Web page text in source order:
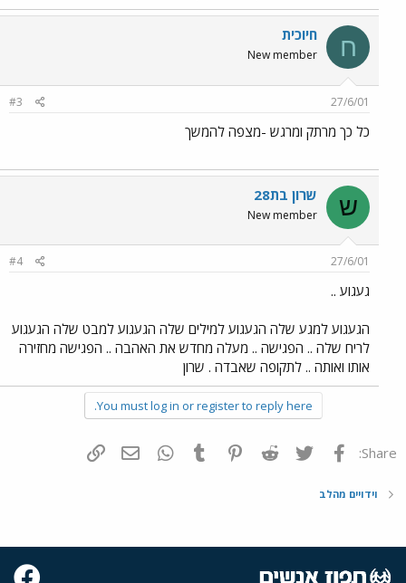
ח חיוכית
New member
27/6/01
#3
כל כך מרתק ומרגש -מצפה להמשך
ש שרון בת28
New member
27/6/01
#4
געגוע ..
הגעגוע למגע שלה הגעגוע למילים שלה הגעגוע למבט שלה הגעגוע
לריח שלה .. הפגישה .. מעלה מחדש את האהבה .. הפגישה מחזירה
אותו ואותה .. לתקופה שאבדה . שרון
You must log in or register to reply here.
Share: פייסבוק Twitter
Reddit
Pinterest
Tumblr
WhatsAppדואר אלקטרוני
וידויים מהלב